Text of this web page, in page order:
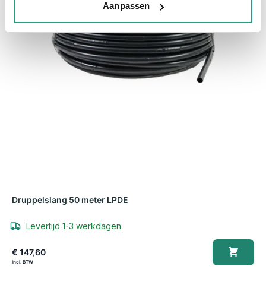
Aanpassen
Druppelslang 50 meter LPDE
Levertijd 1-3 werkdagen
€ 147,60